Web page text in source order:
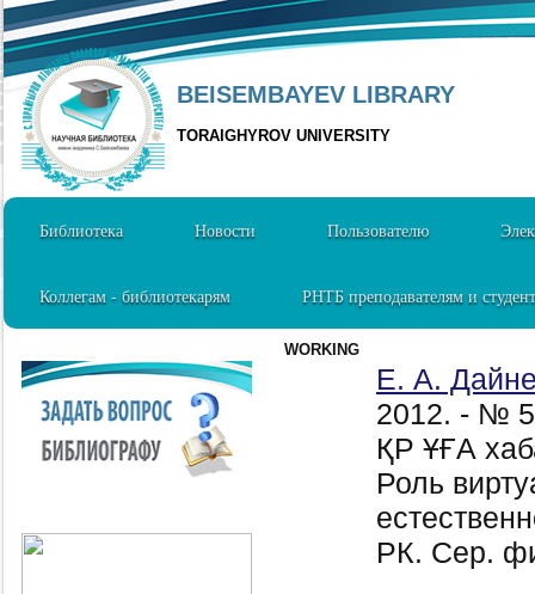
BEISEMBAYEV LIBRARY
TORAIGHYROV UNIVERSITY
Библиотека Новости Пользователю
Коллегам - библиотекарям РНТБ преподавателям и
WORKING
Е. А.
2012. - №
ҚР ҰҒА
Роль
РК. Сер.